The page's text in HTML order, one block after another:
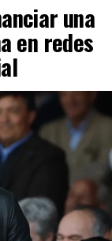
una
en redes